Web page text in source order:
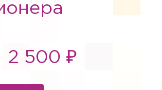
2 500 ₽